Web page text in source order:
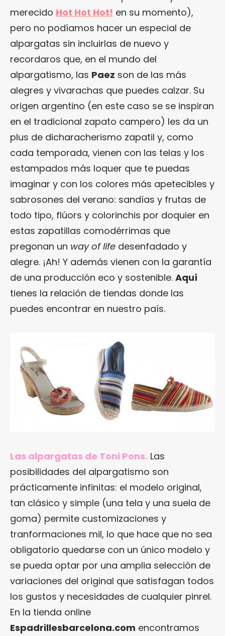
merecido Hot Hot Hot! en su momento),
pero no podíamos hacer un especial de
alpargatas sin incluirlas de nuevo y
recordaros que, en el mundo del
alpargatismo, las Paez son de las más
alegres y vivarachas que puedes calzar. Su
origen argentino (en este caso se se inspiran
en el tradicional zapato campero) les da un
plus de dicharacherismo zapatil y, como
cada temporada, vienen con las telas y los
estampados más loquer que te puedas
imaginar y con los colores más apetecibles y
sabrosones del verano: sandías y frutas de
todo tipo, flúors y colorinchis por doquier en
estas zapatillas comodérrimas que
pregonan un way of life desenfadado y
alegre. ¡Ah! Y además vienen con la garantía
de una producción eco y sostenible. Aquí
tienes la relación de tiendas donde las
puedes encontrar en nuestro país.
Las alpargatas de Toni Pons. Las
posibilidades del alpargatismo son
prácticamente infinitas: el modelo original,
tan clásico y simple (una tela y una suela de
goma) permite customizaciones y
tranformaciones mil, lo que hace que no sea
obligatorio quedarse con un único modelo y
se pueda optar por una amplia selección de
variaciones del original que satisfagan todos
los gustos y necesidades de cualquier pinrel.
En la tienda online
Espadrillesbarcelona.com encontramos